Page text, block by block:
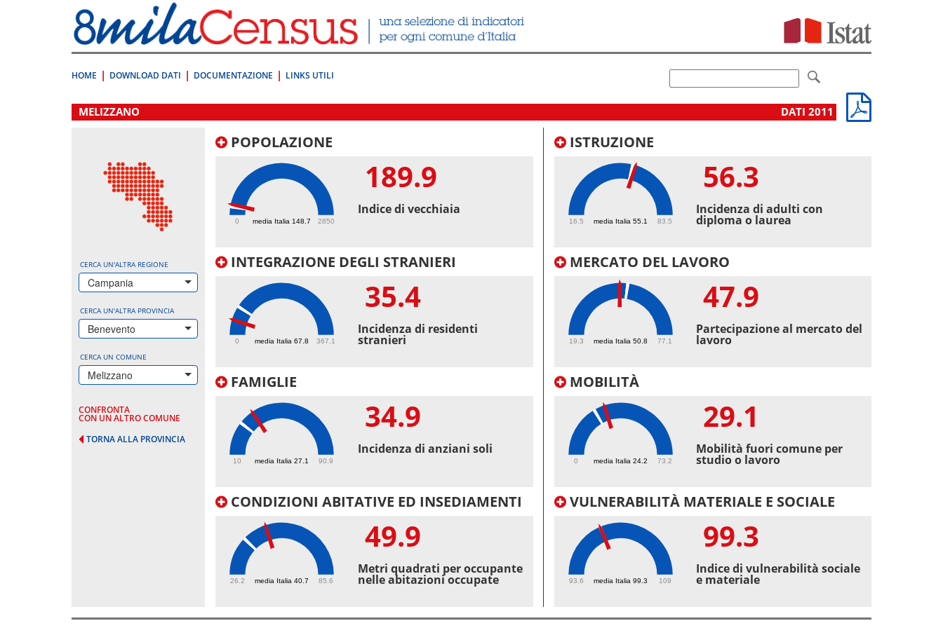
direttamente
a:
Contenuto
HOME DOWNLOAD DATI DOCUMENTAZIONE LINKS UTILI
.
MELIZZANO DATI 2011
CERCA UN'ALTRA REGIONE
Campania
CERCA UN'ALTRA PROVINCIA
Benevento
CERCA UN COMUNE
Melizzano
CONFRONTA
CON UN ALTRO COMUNE
TORNA ALLA PROVINCIA
POPOLAZIONE
media Italia 148.7
0 2850
189.9
Indice di vecchiaia
INTEGRAZIONE DEGLI STRANIERI
media Italia 67.8
0 367.1
35.4
Incidenza di residenti
stranieri
FAMIGLIE
media Italia 27.1
10 90.9
34.9
Incidenza di anziani soli
CONDIZIONI ABITATIVE ED INSEDIAMENTI
media Italia 40.7
26.2 85.6
49.9
Metri quadrati per occupante
nelle abitazioni occupate
ISTRUZIONE
media Italia 55.1
16.5 83.5
56.3
Incidenza di adulti con
diploma o laurea
MERCATO DEL LAVORO
media Italia 50.8
19.3 77.1
47.9
Partecipazione al mercato del
lavoro
MOBILITÀ
media Italia 24.2
0 73.2
29.1
Mobilità fuori comune per
studio o lavoro
VULNERABILITÀ MATERIALE E SOCIALE
media Italia 99.3
93.6 109
99.3
Indice di vulnerabilità sociale
e materiale